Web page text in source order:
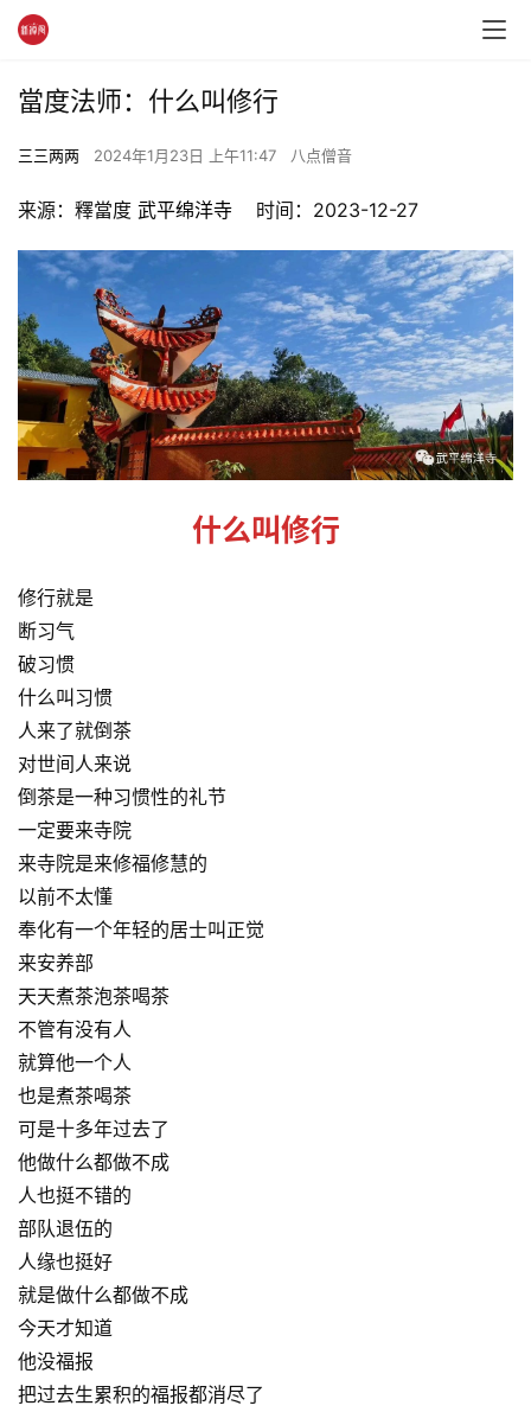
资
讯
當度法师：什么叫修行
三三两两 2024年1月23日 上午11:47 八点僧音
来源：釋當度 武平绵洋寺 时间：2023-12-27
什么叫修行
修行就是
断习气
破习惯
什么叫习惯
人来了就倒茶
对世间人来说
倒茶是一种习惯性的礼节
一定要来寺院
来寺院是来修福修慧的
以前不太懂
奉化有一个年轻的居士叫正觉
来安养部
天天煮茶泡茶喝茶
不管有没有人
就算他一个人
也是煮茶喝茶
可是十多年过去了
他做什么都做不成
人也挺不错的
部队退伍的
人缘也挺好
就是做什么都做不成
今天才知道
他没福报
把过去生累积的福报都消尽了